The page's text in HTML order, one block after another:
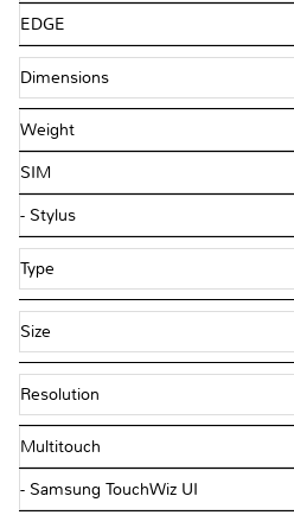
EDGE
Dimensions
Weight
SIM
- Stylus
Type
Size
Resolution
Multitouch
- Samsung TouchWiz UI